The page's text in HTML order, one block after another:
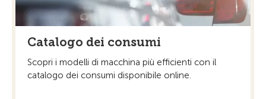
Catalogo dei consumi
Scopri i modelli di macchina più efficienti con il
catalogo dei consumi disponibile online.